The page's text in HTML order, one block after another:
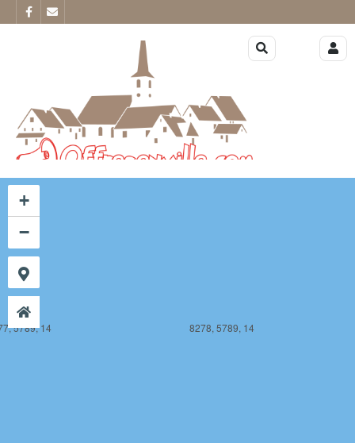
5788, 14 8278, 5788, 14
5789, 14 8278, 5789, 14
+
−